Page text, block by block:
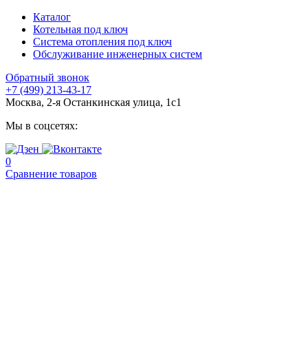
Каталог
Котельная под ключ
Система отопления под ключ
Обслуживание инженерных систем
Обратный звонок
+7 (499) 213-43-17
Москва, 2-я Останкинская улица, 1с1
Мы в соцсетях:
0
Сравнение товаров